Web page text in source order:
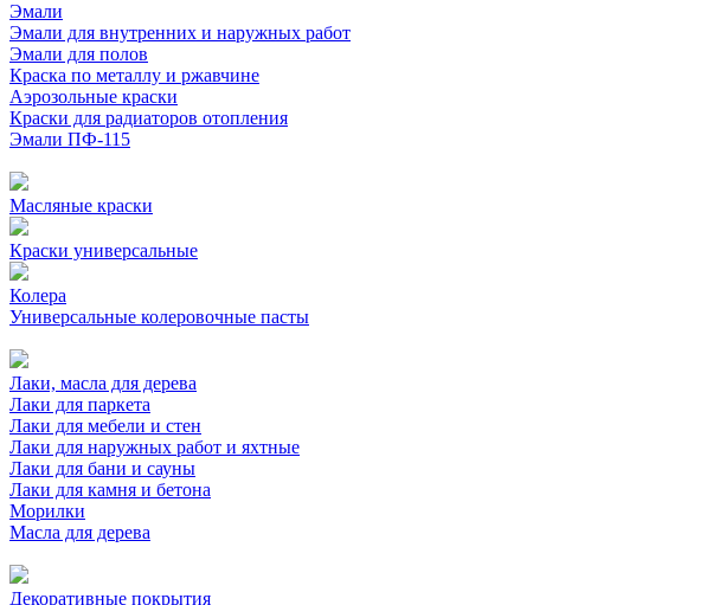
Эмали
Эмали для внутренних и наружных работ
Эмали для полов
Краска по металлу и ржавчине
Аэрозольные краски
Краски для радиаторов отопления
Эмали ПФ-115
Масляные краски
Краски универсальные
Колера
Универсальные колеровочные пасты
Лаки, масла для дерева
Лаки для паркета
Лаки для мебели и стен
Лаки для наружных работ и яхтные
Лаки для бани и сауны
Лаки для камня и бетона
Морилки
Масла для дерева
Декоративные покрытия